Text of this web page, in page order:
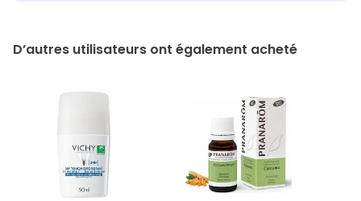
D’autres utilisateurs ont également acheté